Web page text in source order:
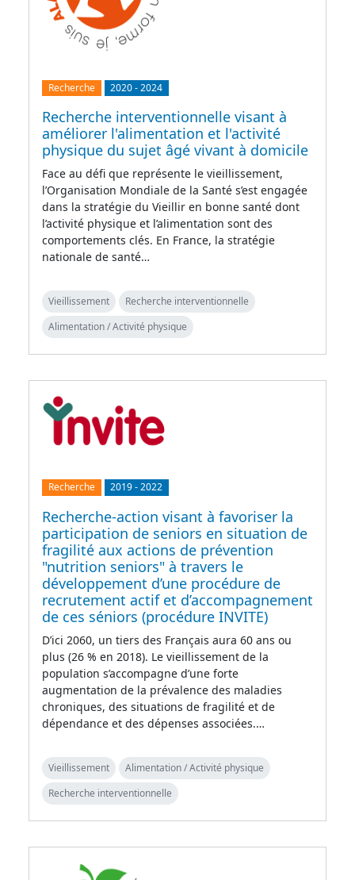
Recherche 2020-2024
Recherche interventionnelle visant à
améliorer l'alimentation et l'activité
physique du sujet âgé vivant à domicile
Face au défi que représente le vieillissement,
l’Organisation Mondiale de la Santé s’est engagée
dans la stratégie du Vieillir en bonne santé dont
l’activité physique et l’alimentation sont des
comportements clés. En France, la stratégie
nationale de santé…
Vieillissement
Recherche interventionnelle
Alimentation / Activité physique
Recherche 2019-2022
Recherche-action visant à favoriser la
participation de seniors en situation de
fragilité aux actions de prévention
"nutrition seniors" à travers le
développement d’une procédure de
recrutement actif et d’accompagnement
de ces séniors (procédure INVITE)
D’ici 2060, un tiers des Français aura 60 ans ou
plus (26 % en 2018). Le vieillissement de la
population s’accompagne d’une forte
augmentation de la prévalence des maladies
chroniques, des situations de fragilité et de
dépendance et des dépenses associées.…
Vieillissement
Alimentation / Activité physique
Recherche interventionnelle